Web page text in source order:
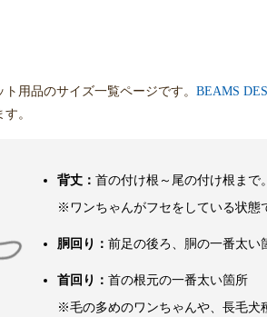
用品のサイズ一覧ページです。 BEAMS
。
背丈： 首の付け根～尾の付け根まで。
※ワンちゃんがフセをしている状態
胴回り： 前足の後ろ、胴の一番太い
首回り： 首の根元の一番太い箇所
※毛の多めのワンちゃんや、長毛犬